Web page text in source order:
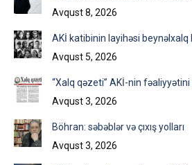
Avqust 8, 2026
AKİ katibinin layihəsi
Avqust 5, 2026
“Xalq qəzeti” AKİ-nin fəaliyyətini
Avqust 3, 2026
Böhran: səbəblər və çıxış yolları
Avqust 3, 2026